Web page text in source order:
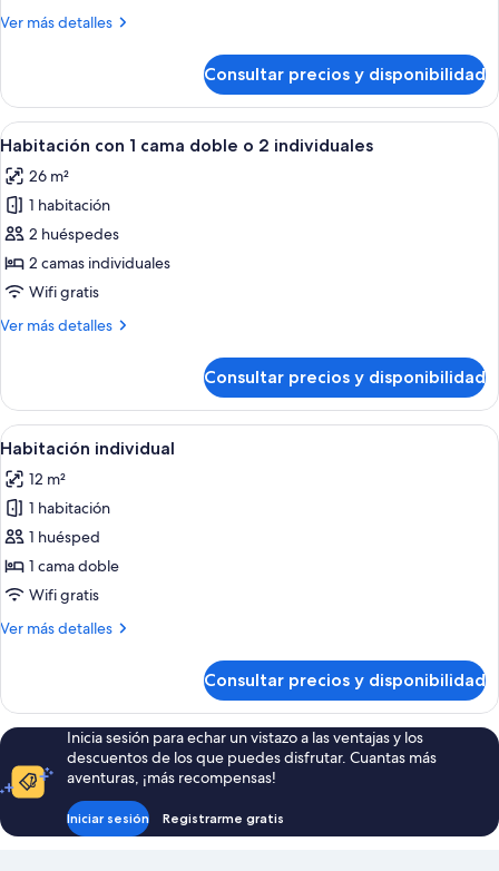
Adults
Children)
Ver más detalles
Más
Premium
(2
Adults
2
Children)
Consultar precios y disponibilidad
Abrir
todas
las
fotos
de
Habitación
con
cama
2
individuales
Habitación de hotel con cama,
6
Habitación con 1 cama doble o 2 individuales
26 m²
1 habitación
2 huéspedes
2 camas individuales
Wifi gratis
Ver más detalles
Más
con
cama
o
2
individuales
Consultar precios y disponibilidad
Abrir
todas
las
fotos
de
Habitación
individual
Habitación de hotel con una cama,
3
Habitación individual
12 m²
1 habitación
1 huésped
1 cama doble
Wifi gratis
Ver más detalles
Más
individual
Consultar precios y disponibilidad
Inicia sesión para echar un vistazo a las ventajas y los
descuentos de los que puedes disfrutar. Cuantas más
aventuras, ¡más recompensas!
Iniciar sesión Registrarme gratis